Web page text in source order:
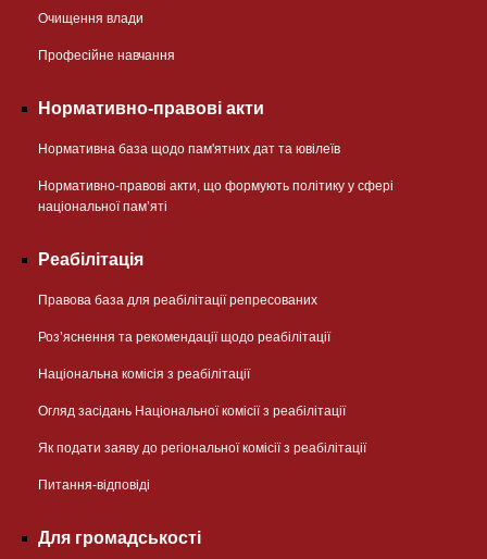
Очищення влади
Професійне навчання
Нормативно-правові акти
Нормативна база щодо пам'ятних дат та ювілеїв
Нормативно-правові акти, що формують політику у сфері
національної памʼяті
Реабілітація
Правова база для реабілітації репресованих
Розʼяснення та рекомендації щодо реабілітації
Національна комісія з реабілітації
Огляд засідань Національної комісії з реабілітації
Як подати заяву до регіональної комісії з реабілітації
Питання-відповіді
Для громадськості